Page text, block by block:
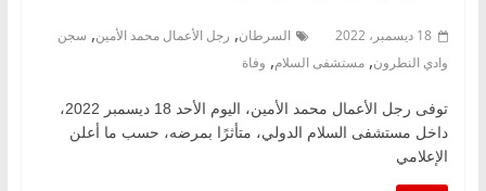
18 ديسمبر، 2022 السرطان, رجل الأعمال محمد الأمين, سجن
وادي النطرون, مستشفى السلام, وفاة
توفى رجل الأعمال محمد الأمين، اليوم الأحد 18 ديسمبر 2022،
داخل مستشفى السلام الدولي، متأثرًا بمرضه، حسب ما أعلن
الإعلامي